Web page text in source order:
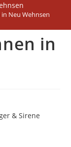
Neu Wehnsen
in
& Sirene